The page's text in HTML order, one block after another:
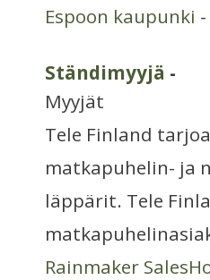
Espoon kaupunki
Ständimyyjä -
Myyjät
Tele Finland
matkapuhelin- ja
läppärit. Tele
Rainmaker